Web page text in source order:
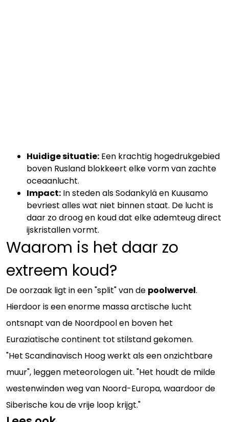
Huidige situatie: Een krachtig hogedrukgebied
boven Rusland blokkeert elke vorm van zachte
oceaanlucht.
Impact: In steden als Sodankylä en Kuusamo
bevriest alles wat niet binnen staat. De lucht is
daar zo droog en koud dat elke ademteug direct
ijskristallen vormt.
Waarom is het daar zo
extreem koud?
De oorzaak ligt in een "split" van de poolwervel.
Hierdoor is een enorme massa arctische lucht
ontsnapt van de Noordpool en boven het
Euraziatische continent tot stilstand gekomen.
"Het Scandinavisch Hoog werkt als een onzichtbare
muur", leggen meteorologen uit. "Het houdt de milde
westenwinden weg van Noord-Europa, waardoor de
Siberische kou de vrije loop krijgt."